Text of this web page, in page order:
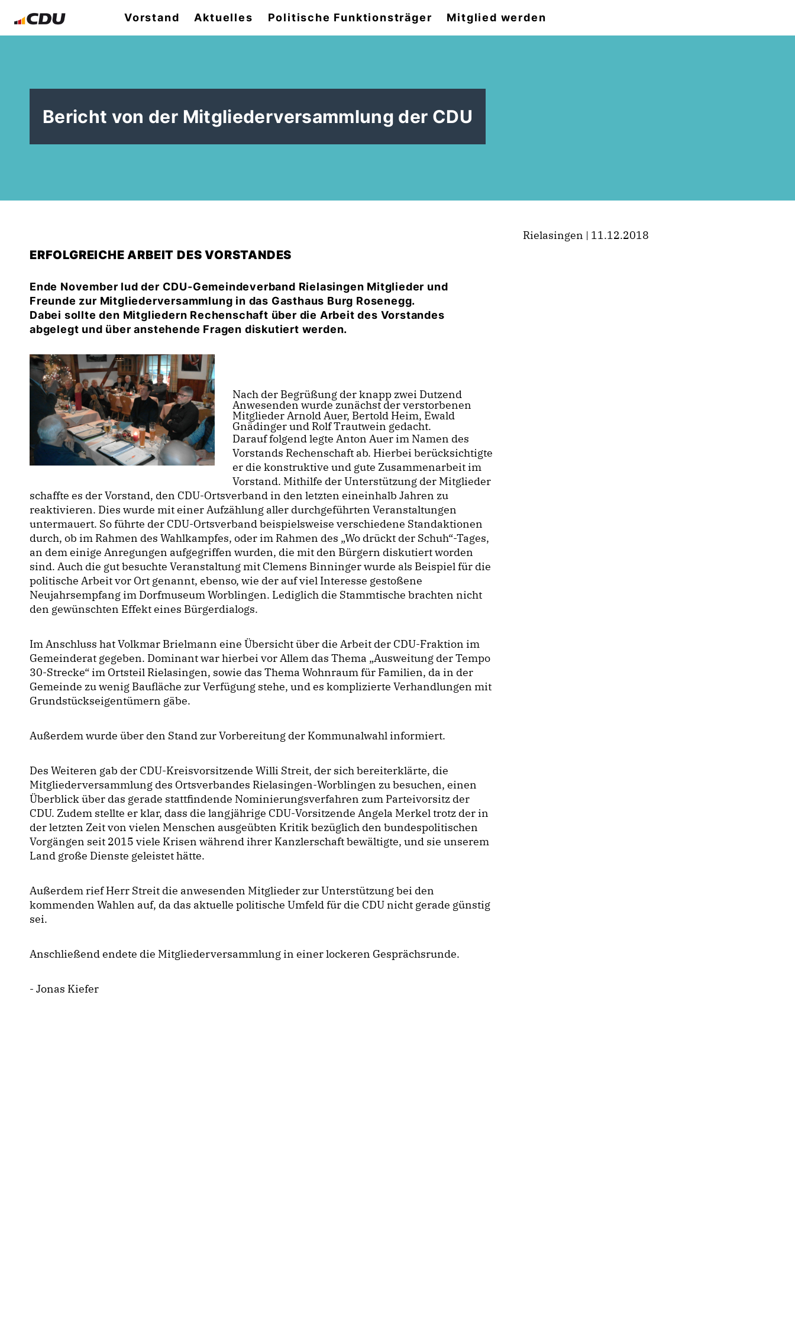
Vorstand Aktuelles Politische Funktionsträger Mitglied werden
Bericht von der Mitgliederversammlung der CDU
ERFOLGREICHE ARBEIT DES VORSTANDES
Ende November lud der CDU-Gemeindeverband Rielasingen Mitglieder und
Freunde zur Mitgliederversammlung in das Gasthaus Burg Rosenegg.
Dabei sollte den Mitgliedern Rechenschaft über die Arbeit des Vorstandes
abgelegt und über anstehende Fragen diskutiert werden.
Nach der Begrüßung der knapp zwei Dutzend
Anwesenden wurde zunächst der verstorbenen
Mitglieder Arnold Auer, Bertold Heim, Ewald
Gnädinger und Rolf Trautwein gedacht.
Darauf folgend legte Anton Auer im Namen des
Vorstands Rechenschaft ab. Hierbei berücksichtigte
er die konstruktive und gute Zusammenarbeit im
Vorstand. Mithilfe der Unterstützung der Mitglieder
schaffte es der Vorstand, den CDU-Ortsverband in den letzten eineinhalb Jahren zu
reaktivieren. Dies wurde mit einer Aufzählung aller durchgeführten Veranstaltungen
untermauert. So führte der CDU-Ortsverband beispielsweise verschiedene Standaktionen
durch, ob im Rahmen des Wahlkampfes, oder im Rahmen des „Wo drückt der Schuh“-Tages,
an dem einige Anregungen aufgegriffen wurden, die mit den Bürgern diskutiert worden
sind. Auch die gut besuchte Veranstaltung mit Clemens Binninger wurde als Beispiel für die
politische Arbeit vor Ort genannt, ebenso, wie der auf viel Interesse gestoßene
Neujahrsempfang im Dorfmuseum Worblingen. Lediglich die Stammtische brachten nicht
den gewünschten Effekt eines Bürgerdialogs.
Im Anschluss hat Volkmar Brielmann eine Übersicht über die Arbeit der CDU-Fraktion im
Gemeinderat gegeben. Dominant war hierbei vor Allem das Thema „Ausweitung der Tempo
30-Strecke“ im Ortsteil Rielasingen, sowie das Thema Wohnraum für Familien, da in der
Gemeinde zu wenig Baufläche zur Verfügung stehe, und es komplizierte Verhandlungen mit
Grundstückseigentümern gäbe.
Außerdem wurde über den Stand zur Vorbereitung der Kommunalwahl informiert.
Des Weiteren gab der CDU-Kreisvorsitzende Willi Streit, der sich bereiterklärte, die
Mitgliederversammlung des Ortsverbandes Rielasingen-Worblingen zu besuchen, einen
Überblick über das gerade stattfindende Nominierungsverfahren zum Parteivorsitz der
CDU. Zudem stellte er klar, dass die langjährige CDU-Vorsitzende Angela Merkel trotz der in
der letzten Zeit von vielen Menschen ausgeübten Kritik bezüglich den bundespolitischen
Vorgängen seit 2015 viele Krisen während ihrer Kanzlerschaft bewältigte, und sie unserem
Land große Dienste geleistet hätte.
Außerdem rief Herr Streit die anwesenden Mitglieder zur Unterstützung bei den
kommenden Wahlen auf, da das aktuelle politische Umfeld für die CDU nicht gerade günstig
sei.
Anschließend endete die Mitgliederversammlung in einer lockeren Gesprächsrunde.
- Jonas Kiefer
Rielasingen | 11.12.2018